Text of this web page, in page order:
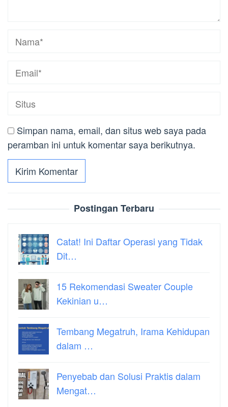
Simpan nama, email, dan situs web saya pada
peramban ini untuk komentar saya berikutnya.
Postingan Terbaru
Catat! Ini Daftar Operasi yang Tidak
Dit…
15 Rekomendasi Sweater Couple
Kekinian u…
Tembang Megatruh, Irama Kehidupan
dalam …
Penyebab dan Solusi Praktis dalam
Mengat…